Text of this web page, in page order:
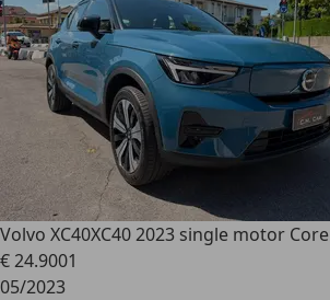
Volvo XC40XC40 2023 single motor Core
€ 24.9001
05/2023